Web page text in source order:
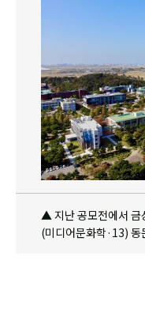
▲ 지난 공모전에서 금
(미디어문화학·13) 동